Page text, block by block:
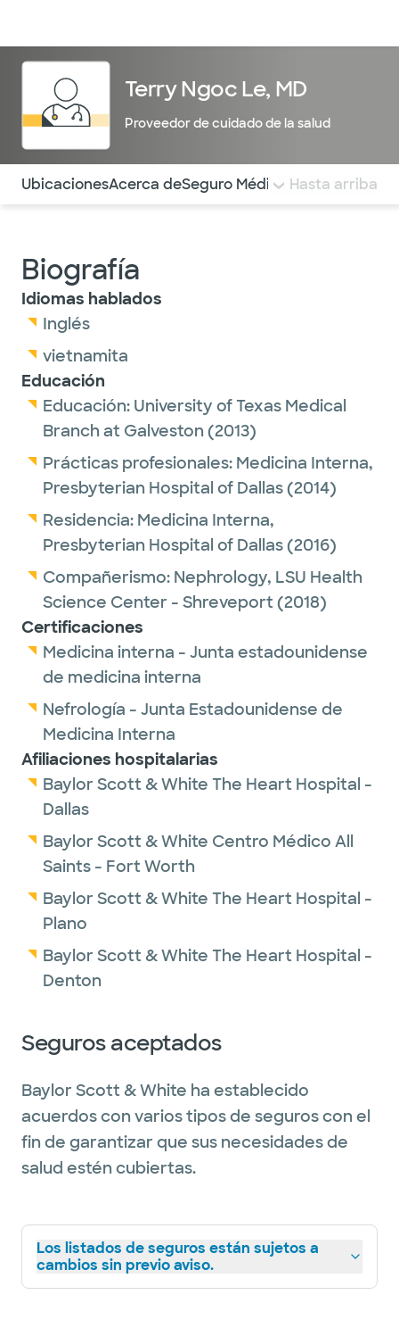
Terry Ngoc Le, MD
Proveedor de cuidado de la salud
Utilice esta navegación para saltar rápidamente a
UbicacionesAcerca deSeguro Médico COMENTARIOS
Hasta arriba
Biografía
Idiomas hablados
Inglés
vietnamita
Educación
Educación: University of Texas Medical
Branch at Galveston (2013)
Prácticas profesionales: Medicina Interna,
Presbyterian Hospital of Dallas(2014)
Residencia: Medicina Interna,
Presbyterian Hospital of Dallas(2016)
Compañerismo: Nephrology, LSU Health
Science Center - Shreveport(2018)
Certificaciones
Medicina interna - Junta estadounidense
de medicina interna
Nefrología - Junta Estadounidense de
Medicina Interna
Afiliaciones hospitalarias
Baylor Scott & White The Heart Hospital -
Dallas
Baylor Scott & White Centro Médico All
Saints - Fort Worth
Baylor Scott & White The Heart Hospital -
Plano
Baylor Scott & White The Heart Hospital -
Denton
Seguros aceptados
Baylor Scott & White ha establecido
acuerdos con varios tipos de seguros con el
fin de garantizar que sus necesidades de
salud estén cubiertas.
Los listados de seguros están sujetos a
cambios sin previo aviso.